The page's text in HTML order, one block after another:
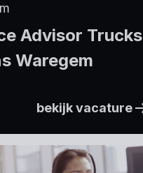
Advisor Trucks
Waregem
bekijk vacature